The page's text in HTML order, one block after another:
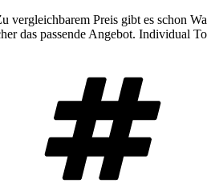
vergleichbarem Preis gibt es schon
das passende Angebot. Individual